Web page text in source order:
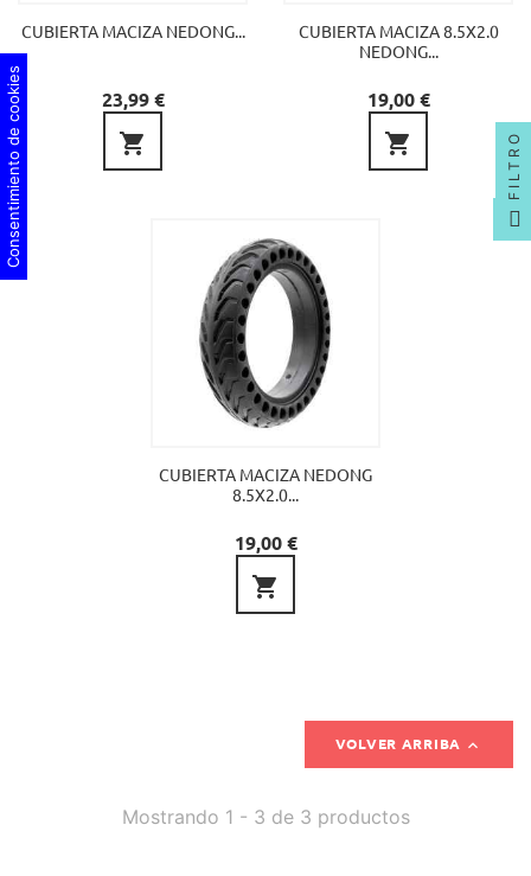
CUBIERTA MACIZA NEDONG...
Precio
23,99 €

CUBIERTA MACIZA 8.5X2.0
NEDONG...
Precio
19,00 €

CUBIERTA MACIZA NEDONG
8.5X2.0...
Precio
19,00 €

VOLVER ARRIBA 
Mostrando 1 - 3 de 3 productos
FILTRO
Consentimiento de cookies